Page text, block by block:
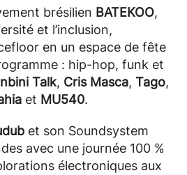
brésilien BATEKOO,
et l’inclusion,
en un espace de fête
: hip-hop, funk et
Talk, Cris Masca, Tago,
et MU540.
et son Soundsystem
avec une journée 100 %
électroniques aux